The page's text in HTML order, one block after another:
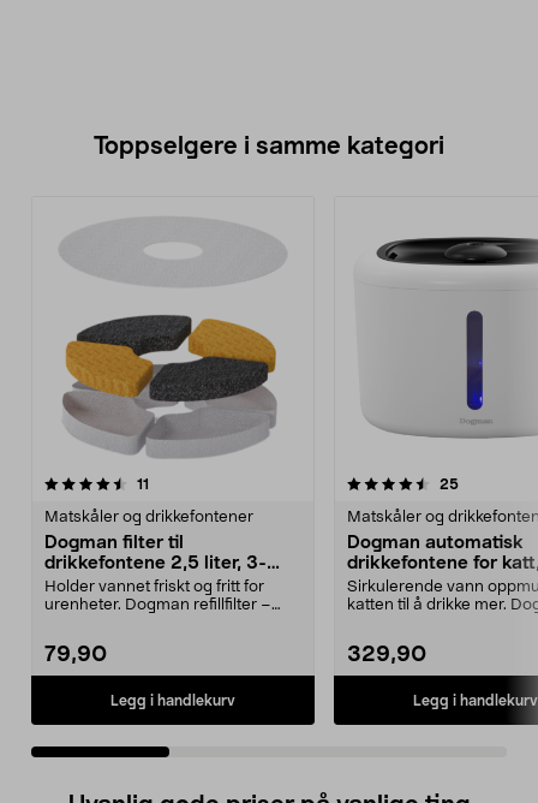
Toppselgere i samme kategori
11
Matskåler og drikkefontener
Dogman filter til
drikkefontene 2,5 liter, 3-
pakning
Holder vannet friskt og fritt for
urenheter. Dogman refillfilter –
79,90
Legg i handlekurv
4.5 av 5 stjerner 25
Matskåler og
Dogman automatisk
drikkefontene for
liter
Sirkulerende vann
katten til å drikke mer.
329,90
Legg i handlekurv
4.5 av 5 stjerner